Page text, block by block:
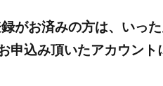
がお済みの方は、いっ
申込み頂いたアカウント